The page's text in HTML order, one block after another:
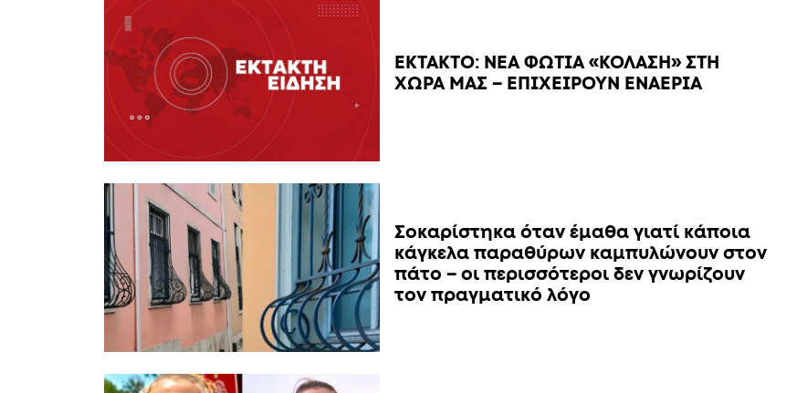
ΕΚΤΑΚΤΟ: ΝΕΑ ΦΩΤΙΑ «ΚΟΛΑΣΗ» ΣΤΗ
ΧΩΡΑ ΜΑΣ – ΕΠΙΧΕΙΡΟΥΝ ΕΝΑΕΡΙΑ
Σοκαρίστηκα όταν έμαθα γιατί κάποια
κάγκελα παραθύρων καμπυλώνουν στον
πάτο – οι περισσότεροι δεν γνωρίζουν
τον πραγματικό λόγο